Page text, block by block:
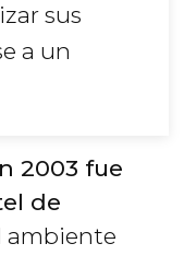
sus
a un
2003 fue
de
ambiente